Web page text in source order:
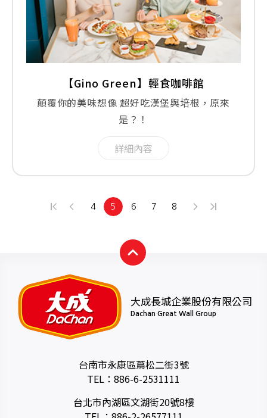
【Gino Green】輕食咖啡館
顛覆你的美味想像 超好吃漢堡與培根，原來
是？！
詳細內容
4 5 6 7 8
大成長城企業股份有限公司
Dachan Great Wall Group
台南市永康區蔦松二街3號
TEL： 886-6-2531111
台北市內湖區文湖街20號8樓